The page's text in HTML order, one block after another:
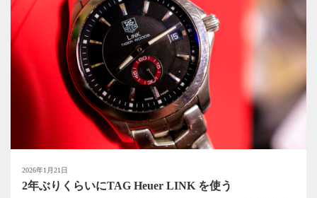
2026年1月21日
2年ぶりくらいにTAG Heuer LINK を使う